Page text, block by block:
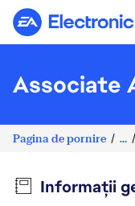
Associate
Pagina de pornire ...
Informații